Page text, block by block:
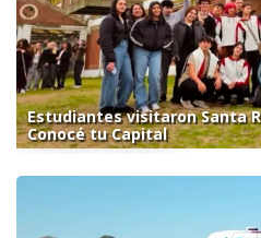
Estudiantes visitaron Santa
Conocé tu Capital